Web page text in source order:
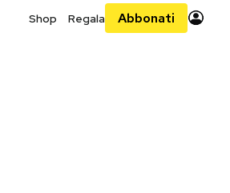
Shop Regala Abbonati